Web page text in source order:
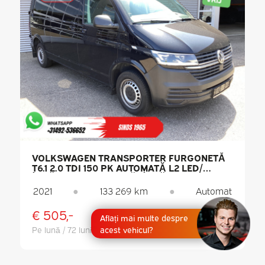
Aflați mai multe despre
acest vehicul?
VOLKSWAGEN TRANSPORTER FURGONETĂ
T6.1 2.0 TDI 150 PK AUTOMATĂ L2 LED/
SCAUNE/ CARPLAY/ PDC/ CRUISE
CONTROL/ AER CONDIȚIONAT/ CÂRLIG DE
2021 ● 133 269 km ● Automat
€ 505,-
Pe lună / 72 luni
€ 26.944,-
Fără TVA